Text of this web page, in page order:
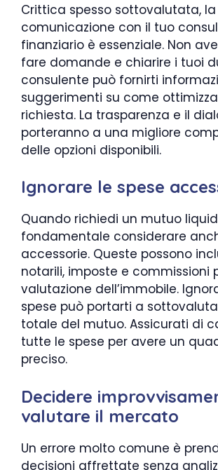
Crittica spesso sottovalutata, la
comunicazione con il tuo
finanziario è essenziale. Non
fare domande e chiarire i tuoi
consulente può fornirti
suggerimenti su come
richiesta. La trasparenza e il
porteranno a una migliore
delle opzioni disponibili.
Ignorare le spese
Quando richiedi un mutuo
fondamentale considerare
accessorie. Queste possono
notarili, imposte e commissioni
valutazione dell’immobile.
spese può portarti a
totale del mutuo. Assicurati di
tutte le spese per avere un
preciso.
Decidere
valutare il mercato
Un errore molto comune è
decisioni affrettate senza